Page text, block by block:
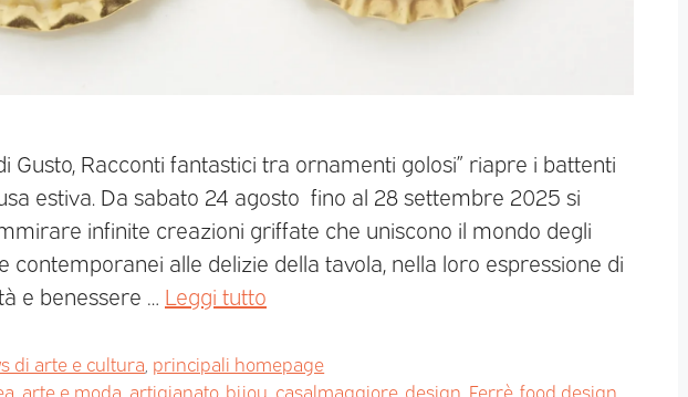
Gusto, Racconti fantastici tra ornamenti golosi” riapre i battenti
estiva. Da sabato 24 agosto fino al 28 settembre 2025 si
infinite creazioni griffate che uniscono il mondo degli
contemporanei alle delizie della tavola, nella loro espressione di
e benessere … Leggi tutto
di arte e cultura principali homepage
arte e moda artigianato, bijou casalmaggiore, design Ferrè,food design